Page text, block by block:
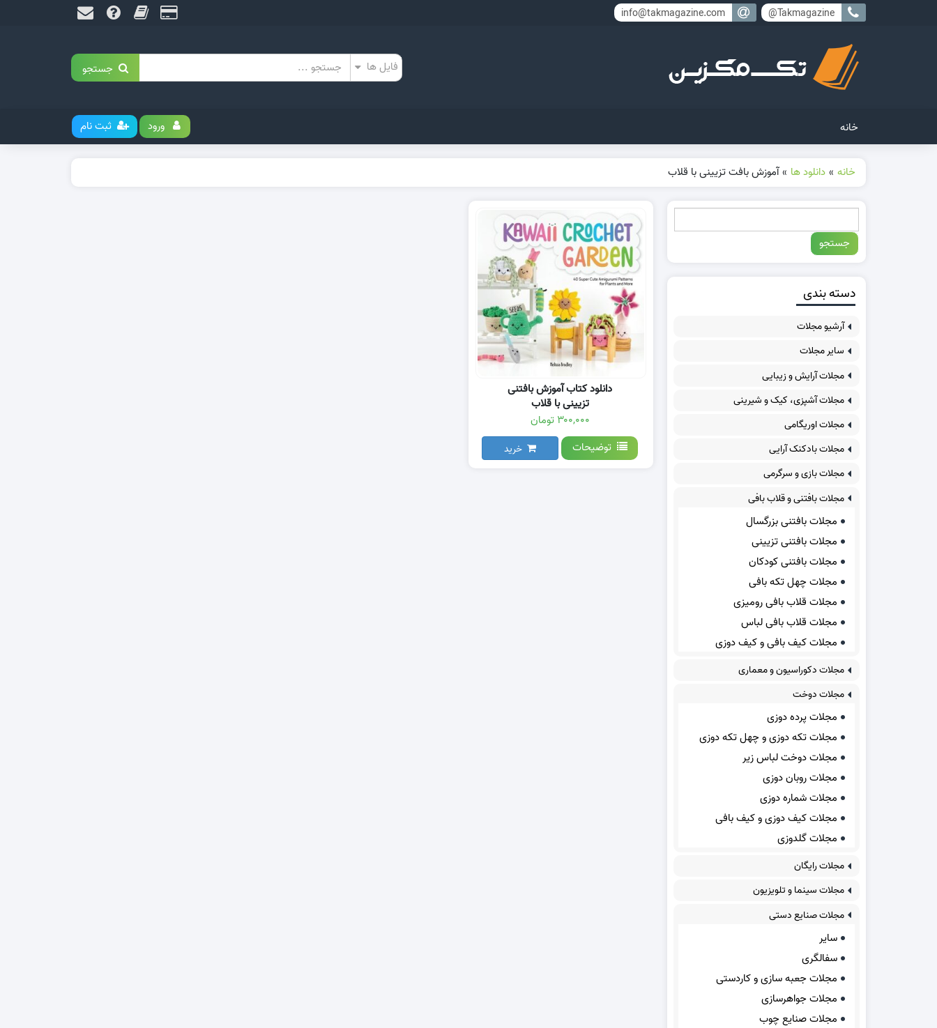
Takmagazine@
info@takmagazine.com
جستجو
خانه ورود ثبت نام
خانه » دانلود ها » آموزش بافت تزیینی با قلاب
دانلود کتاب آموزش بافتنی
تزیینی با قلاب
۳۰۰,۰۰۰ تومان
توضیحات
خرید
دسته بندی
آرشیو مجلات
سایر مجلات
مجلات آرایش و زیبایی
مجلات آشپزی، کیک و شیرینی
مجلات اوریگامی
مجلات بادکنک آرایی
مجلات بازی و سرگرمی
مجلات بافتنی و قلاب بافی
مجلات بافتنی بزرگسال
مجلات بافتنی تزیینی
مجلات بافتنی کودکان
مجلات چهل تکه بافی
مجلات قلاب بافی رومیزی
مجلات قلاب بافی لباس
مجلات کیف بافی و کیف دوزی
مجلات دکوراسیون و معماری
مجلات دوخت
مجلات پرده دوزی
مجلات تکه دوزی و چهل تکه دوزی
مجلات دوخت لباس زیر
مجلات روبان دوزی
مجلات شماره دوزی
مجلات کیف دوزی و کیف بافی
مجلات گلدوزی
مجلات رایگان
مجلات سینما و تلویزیون
مجلات صنایع دستی
سایر
سفالگری
مجلات جعبه سازی و کاردستی
مجلات جواهرسازی
مجلات صنایع چوب